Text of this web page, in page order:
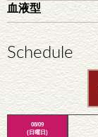
血液型
Schedule
08/09
(日曜日)